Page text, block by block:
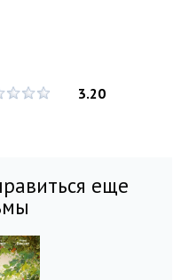
3.20
еще